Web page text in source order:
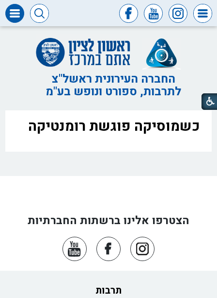
ומכרזים
חופש
המידע
דבר
ראש
דבר
המנכ"ל
החברה העירונית ראשל"צ
לתרבות, ספורט ונופש בע"מ
כשמוסיקה פוגשת רומנטיקה
הצטרפו אלינו ברשתות החברתיות
תרבות